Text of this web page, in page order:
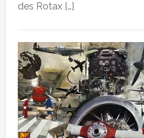
des Rotax […]